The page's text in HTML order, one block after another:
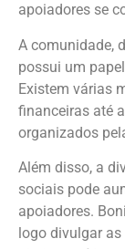
apoiadores se
A comunidade,
possui um
Existem várias
financeiras até
organizados
Além disso, a
sociais pode
apoiadores.
logo divulgar